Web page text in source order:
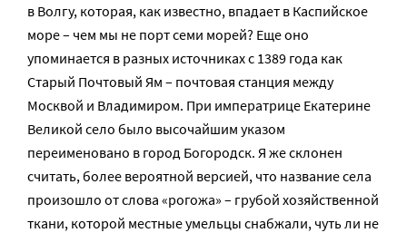
в Волгу, которая, как известно, впадает в Каспийское
море – чем мы не порт семи морей? Еще оно
упоминается в разных источниках с 1389 года как
Старый Почтовый Ям – почтовая станция между
Москвой и Владимиром. При императрице Екатерине
Великой село было высочайшим указом
переименовано в город Богородск. Я же склонен
считать, более вероятной версией, что название села
произошло от слова «рогожа» – грубой хозяйственной
ткани, которой местные умельцы снабжали, чуть ли не